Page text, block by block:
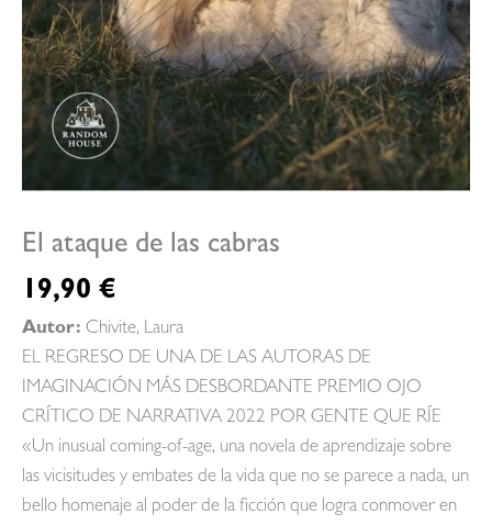
El ataque de las cabras
19,90 €
Autor: Chivite, Laura
EL REGRESO DE UNA DE LAS AUTORAS DE
IMAGINACIÓN MÁS DESBORDANTE PREMIO OJO
CRÍTICO DE NARRATIVA 2022 POR GENTE QUE RÍE
«Un inusual coming-of-age, una novela de aprendizaje sobre
las vicisitudes y embates de la vida que no se parece a nada, un
bello homenaje al poder de la ficción que logra conmover en